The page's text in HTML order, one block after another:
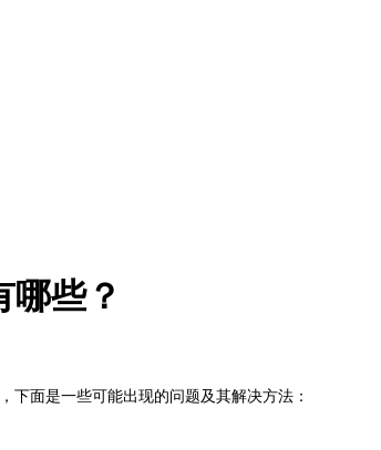
哪些？
面是一些可能出现的问题及其解决方法：